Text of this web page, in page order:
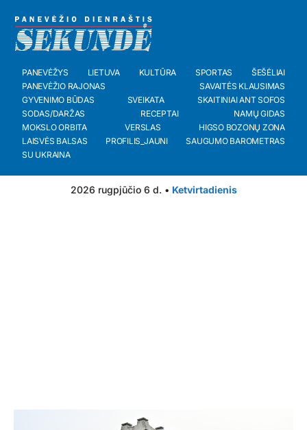
PANEVĖŽYS LIETUVA KULTŪRA SPORTAS
ŠEŠĖLIAI
PANEVĖŽIO RAJONAS
SAVAITĖS KLAUSIMAS
GYVENIMO BŪDAS
SVEIKATA
SKAITINIAI ANT SOFOS
SODAS/DARŽAS
RECEPTAI
NAMŲ GIDAS
MOKSLO ORBITA
VERSLAS
HIGSO BOZONŲ ZONA
LAISVĖS BALSAS
PROFILIS_JAUNI
SAUGUMO BAROMETRAS
SU UKRAINA
2026 rugpjūčio 6 d. • Ketvirtadienis